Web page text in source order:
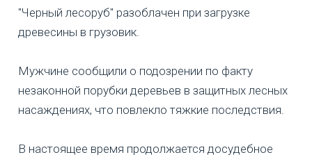
"Черный лесоруб" разоблачен при загрузке
древесины в грузовик.
Мужчине сообщили о подозрении по факту
незаконной порубки деревьев в защитных лесных
насаждениях, что повлекло тяжкие последствия.
В настоящее время продолжается досудебное